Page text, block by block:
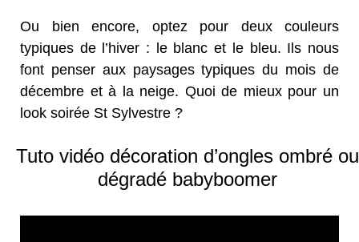
Ou bien encore, optez pour deux couleurs
typiques de l’hiver : le blanc et le bleu. Ils nous
font penser aux paysages typiques du mois de
décembre et à la neige. Quoi de mieux pour un
look soirée St Sylvestre ?
Tuto vidéo décoration d’ongles ombré ou
dégradé babyboomer